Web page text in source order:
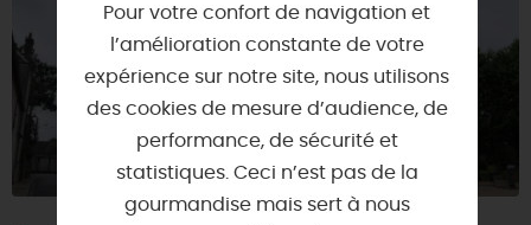
Pour votre confort de navigation et
l’amélioration constante de votre
expérience sur notre site, nous utilisons
des cookies de mesure d’audience, de
performance, de sécurité et
statistiques. Ceci n’est pas de la
gourmandise mais sert à nous